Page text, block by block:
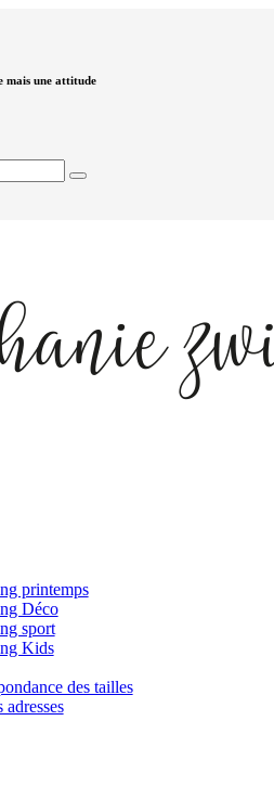
mais une attitude
printemps
Déco
sport
Kids
des tailles
adresses